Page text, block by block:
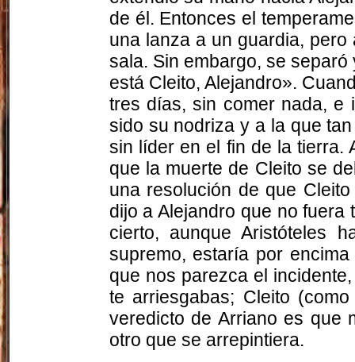
de él. Entonces el
una lanza a un guardia,
sala. Sin embargo, se
está Cleito, Alejandro».
tres días, sin comer nada,
sido su nodriza y a la que
sin líder en el fin de la tierra.
que la muerte de Cleito se
una resolución de que Cleito
dijo a Alejandro que no
cierto, aunque Aristóteles
supremo, estaría por
que nos parezca el
te arriesgabas; Cleito
veredicto de Arriano es que
otro que se arrepintiera.